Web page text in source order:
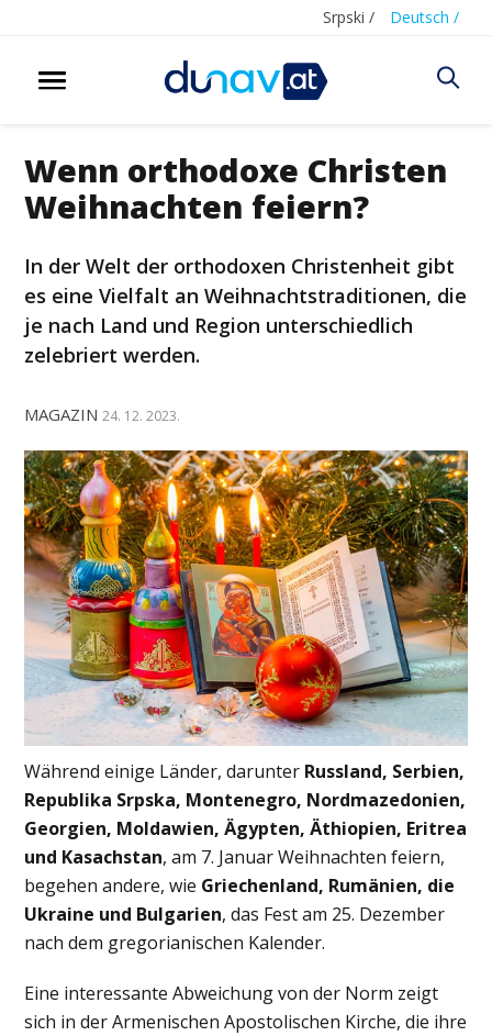
Srpski / Deutsch /
Wenn orthodoxe Christen
Weihnachten feiern?
In der Welt der orthodoxen Christenheit gibt
es eine Vielfalt an Weihnachtstraditionen, die
je nach Land und Region unterschiedlich
zelebriert werden.
MAGAZIN 24. 12. 2023.
Während einige Länder, darunter Russland, Serbien,
Republika Srpska, Montenegro, Nordmazedonien,
Georgien, Moldawien, Ägypten, Äthiopien, Eritrea
und Kasachstan, am 7. Januar Weihnachten feiern,
begehen andere, wie Griechenland, Rumänien, die
Ukraine und Bulgarien, das Fest am 25. Dezember
nach dem gregorianischen Kalender.
Eine interessante Abweichung von der Norm zeigt
sich in der Armenischen Apostolischen Kirche, die ihre